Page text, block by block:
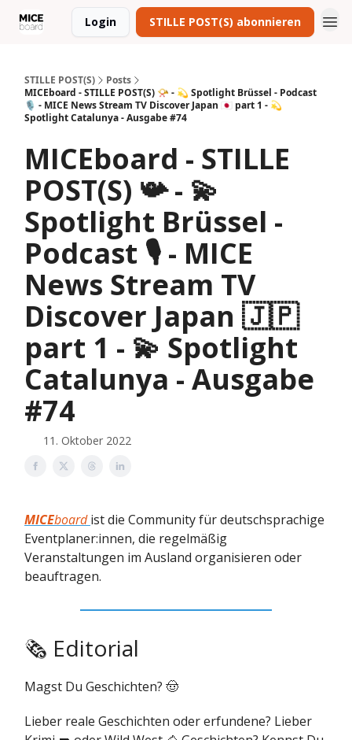
Login STILLE POST(S) abonnieren
STILLE POST(S)
Posts
MICEboard - STILLE POST(S) 📯 - 💫 Spotlight Brüssel - Podcast
🎙 - MICE News Stream TV Discover Japan 🇯🇵 part 1 - 💫
Spotlight Catalunya - Ausgabe #74
MICEboard - STILLE
POST(S) 📯 - 💫
Spotlight Brüssel -
Podcast 🎙 - MICE
News Stream TV
Discover Japan 🇯🇵
part 1 - 💫 Spotlight
Catalunya - Ausgabe
#74
11. Oktober 2022
MICEboardist die Community für deutschsprachige
Eventplaner:innen, die regelmäßig
Veranstaltungen im Ausland organisieren oder
beauftragen.
🗞 Editorial
Magst Du Geschichten? 🤠
Lieber reale Geschichten oder erfundene? Lieber